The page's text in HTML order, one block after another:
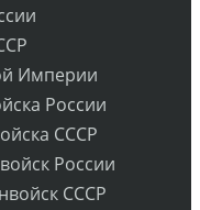
Империи
России
СССР
России
СССР